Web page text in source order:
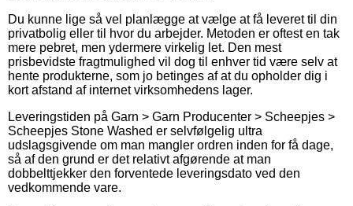
Du kunne lige så vel planlægge at vælge at få leveret til din
privatbolig eller til hvor du arbejder. Metoden er oftest en tak
mere pebret, men ydermere virkelig let. Den mest
prisbevidste fragtmulighed vil dog til enhver tid være selv at
hente produkterne, som jo betinges af at du opholder dig i
kort afstand af internet virksomhedens lager.
Leveringstiden på Garn > Garn Producenter > Scheepjes >
Scheepjes Stone Washed er selvfølgelig ultra
udslagsgivende om man mangler ordren inden for få dage,
så af den grund er det relativt afgørende at man
dobbelttjekker den forventede leveringsdato ved den
vedkommende vare.